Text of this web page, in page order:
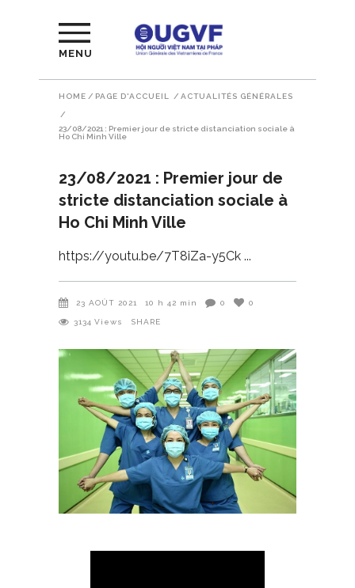
MENU
HOME / PAGE D'ACCUEIL / ACTUALITÉS GÉNÉRALES
/
23/08/2021 : Premier jour de stricte distanciation sociale à
Ho Chi Minh Ville
23/08/2021 : Premier jour de
stricte distanciation sociale à
Ho Chi Minh Ville
https://youtu.be/7T8iZa-y5Ck
23 AOÛT 2021 10 h 42 min 0 0
3134 Views SHARE